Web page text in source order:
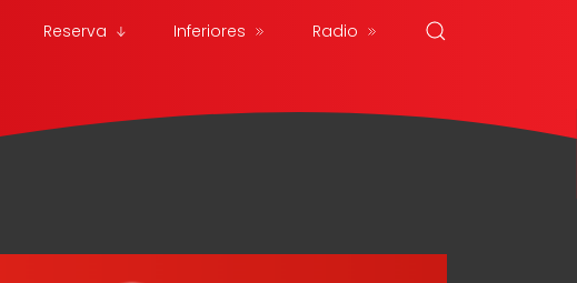
Reserva Inferiores Radio